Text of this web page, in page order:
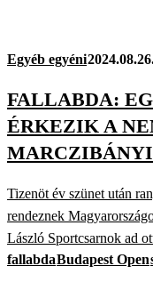
Egyéb egyéni
FALLABDA:
ÉRKEZIK A
Tizenöt év szünet után
rendeznek
László Sportcsarnok ad
fallabdaBudapest Open